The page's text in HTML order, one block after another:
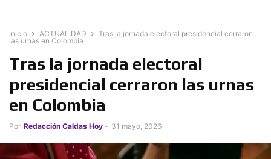
Inicio ACTUALIDAD
Tras la jornada electoral presidencial cerraron
las urnas en Colombia
Tras la jornada electoral
presidencial cerraron las urnas
en Colombia
Por Redacción Caldas Hoy - 31 mayo, 2026